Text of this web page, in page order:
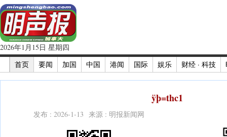
2026年1月15日 星期四
首页
要闻 加国 中国 港闻 国际 娱乐 财经 · 科技
ÿþ=thc1
发布 : 2026-1-13 来源 : 明报新闻网